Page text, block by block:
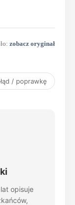
zobacz oryginał
/ poprawkę
opisuje